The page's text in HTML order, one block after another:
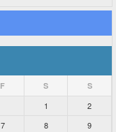
F S S
1
2
7 8
9